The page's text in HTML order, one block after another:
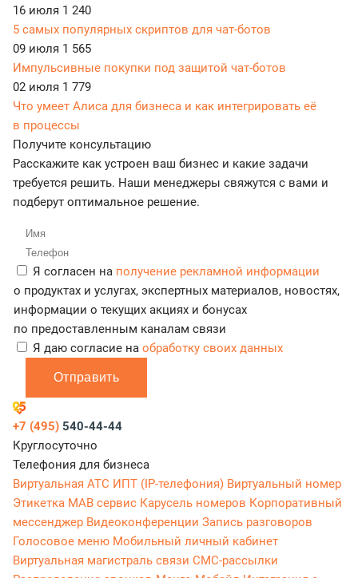
16 июля 1 240
5 самых популярных скриптов для чат-ботов
09 июля 1 565
Импульсивные покупки под защитой чат-ботов
02 июля 1 779
Что умеет Алиса для бизнеса и как интегрировать её
в процессы
Получите консультацию
Расскажите как устроен ваш бизнес и какие задачи
требуется решить. Наши менеджеры свяжутся с вами и
подберут оптимальное решение.
Я согласен на получение рекламной информации
о продуктах и услугах, экспертных материалов, новостях,
информации о текущих акциях и бонусах
по предоставленным каналам связи
Я даю согласие на обработку своих данных
Отправить
+7 (495) 540-44-44
Круглосуточно
Телефония для бизнеса
Виртуальная АТС ИПТ (IP-телефония) Виртуальный номер
Этикетка МАВ сервис Карусель номеров Корпоративный
мессенджер Видеоконференции Запись разговоров
Голосовое меню Мобильный личный кабинет
Виртуальная магистраль связи СМС-рассылки